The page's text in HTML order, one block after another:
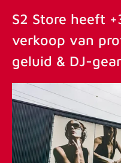
S2 Store heeft
verkoop van
geluid & DJ-